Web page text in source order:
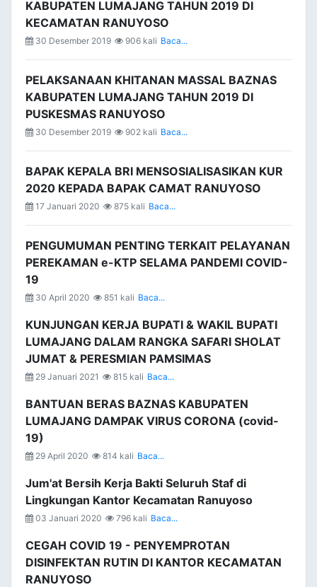
KABUPATEN LUMAJANG TAHUN 2019 DI
KECAMATAN RANUYOSO
30 Desember 2019 906 kali Baca...
PELAKSANAAN KHITANAN MASSAL BAZNAS
KABUPATEN LUMAJANG TAHUN 2019 DI
PUSKESMAS RANUYOSO
30 Desember 2019 902 kali Baca...
BAPAK KEPALA BRI MENSOSIALISASIKAN KUR
2020 KEPADA BAPAK CAMAT RANUYOSO
17 Januari 2020 875 kali Baca...
PENGUMUMAN PENTING TERKAIT PELAYANAN
PEREKAMAN e-KTP SELAMA PANDEMI COVID-
19
30 April 2020 851 kali Baca...
KUNJUNGAN KERJA BUPATI & WAKIL BUPATI
LUMAJANG DALAM RANGKA SAFARI SHOLAT
JUMAT & PERESMIAN PAMSIMAS
29 Januari 2021 815 kali Baca...
BANTUAN BERAS BAZNAS KABUPATEN
LUMAJANG DAMPAK VIRUS CORONA (covid-
19)
29 April 2020 814 kali Baca...
Jum'at Bersih Kerja Bakti Seluruh Staf di
Lingkungan Kantor Kecamatan Ranuyoso
03 Januari 2020 796 kali Baca...
CEGAH COVID 19 - PENYEMPROTAN
DISINFEKTAN RUTIN DI KANTOR KECAMATAN
RANUYOSO